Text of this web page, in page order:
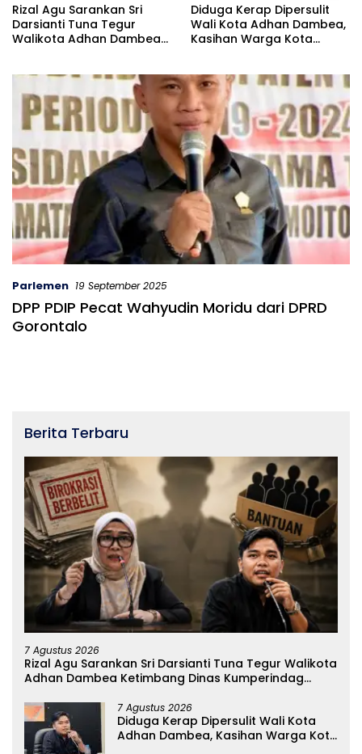
Rizal Agu Sarankan Sri
Darsianti Tuna Tegur
Walikota Adhan Dambea
Gorontalo
Diduga Kerap Dipersulit
Wali Kota Adhan Dambea,
Kasihan Warga Kota
Parlemen 19 September 2025
DPP PDIP Pecat Wahyudin Moridu dari DPRD
Gorontalo
Berita Terbaru
7 Agustus 2026
Rizal Agu Sarankan Sri Darsianti Tuna Tegur Walikota
Adhan Dambea Ketimbang Dinas Kumperindag
7 Agustus 2026
Diduga Kerap Dipersulit Wali Kota
Adhan Dambea, Kasihan Warga Kota